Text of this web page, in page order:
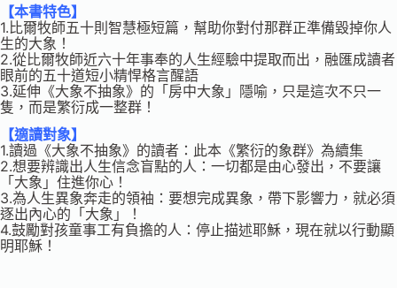
【本書特色】
1.比爾牧師五十則智慧極短篇，幫助你對付那群正準備毀掉你人
生的大象！
2.從比爾牧師近六十年事奉的人生經驗中提取而出，融匯成讀者
眼前的五十道短小精悍格言醒語
3.延伸《大象不抽象》的「房中大象」隱喻，只是這次不只一
隻，而是繁衍成一整群！
【適讀對象】
1.讀過《大象不抽象》的讀者：此本《繁衍的象群》為續集
2.想要辨識出人生信念盲點的人：一切都是由心發出，不要讓
「大象」住進你心！
3.為人生異象奔走的領袖：要想完成異象，帶下影響力，就必須
逐出內心的「大象」！
4.鼓勵對孩童事工有負擔的人：停止描述耶穌，現在就以行動顯
明耶穌！